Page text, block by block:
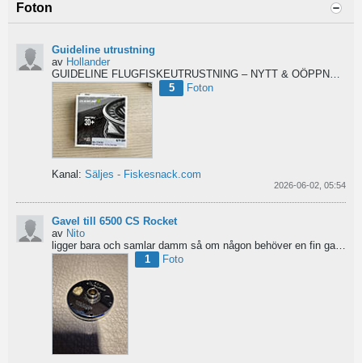
Foton
Guideline utrustning
av Hollander
GUIDELINE FLUGFISKEUTRUSTNING – NYTT & OÖPPNAT
5
Foton
Kanal: Säljes - Fiskesnack.com
2026-06-02, 05:54
Gavel till 6500 CS Rocket
av Nito
1
Foto